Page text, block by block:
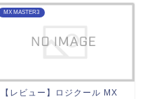
MX MASTER3
【レビュー】ロジクール MX